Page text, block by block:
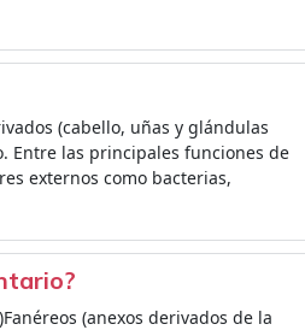
(cabello, uñas y glándulas
Entre las principales funciones de
externos como bacterias,
(anexos derivados de la